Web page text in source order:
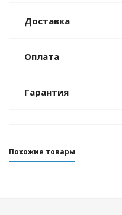
Доставка
Оплата
Гарантия
Похожие товары